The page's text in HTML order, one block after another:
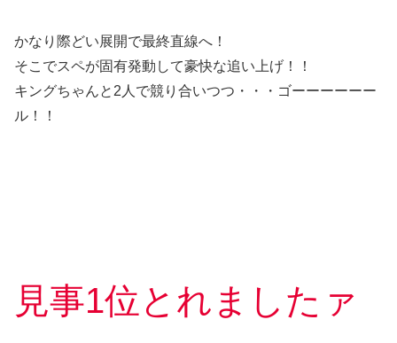
かなり際どい展開で最終直線へ！
そこでスペが固有発動して豪快な追い上げ！！
キングちゃんと2人で競り合いつつ・・・ゴーーーーーー
ル！！
見事1位とれましたァ